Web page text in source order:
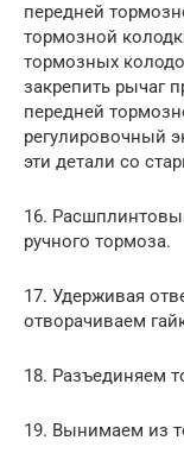
передней
тормозной
тормозных
закрепить рычаг
передней
регулировочный
эти детали со
16.
ручного тормоза.
17. Удерживая
отворачиваем
18. Разъединяем
19. Вынимаем из